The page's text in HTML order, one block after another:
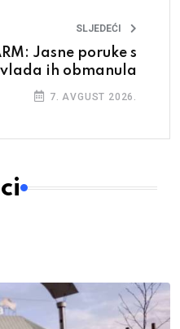
SLJEDEĆI
Jasne poruke s
ih obmanula
7. AVGUST 2026.